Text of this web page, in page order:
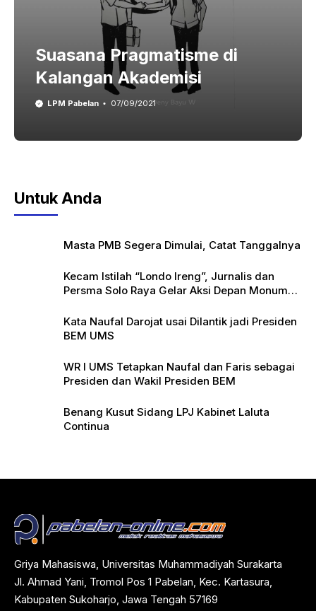
Suasana Pragmatisme di
Kalangan Akademisi
LPM Pabelan 07/09/2021
Untuk Anda
Masta PMB Segera Dimulai, Catat Tanggalnya
Kecam Istilah “Londo Ireng”, Jurnalis dan
Persma Solo Raya Gelar Aksi Depan Monumen
Kata Naufal Darojat usai Dilantik jadi Presiden
BEM UMS
WR I UMS Tetapkan Naufal dan Faris sebagai
Presiden dan Wakil Presiden BEM
Benang Kusut Sidang LPJ Kabinet Laluta
Continua
Griya Mahasiswa, Universitas Muhammadiyah Surakarta
Jl. Ahmad Yani, Tromol Pos 1 Pabelan, Kec. Kartasura,
Kabupaten Sukoharjo, Jawa Tengah 57169